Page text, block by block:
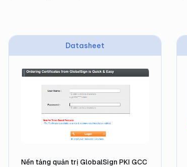
Datasheet
Nền tảng quản trị GlobalSign PKI GCC